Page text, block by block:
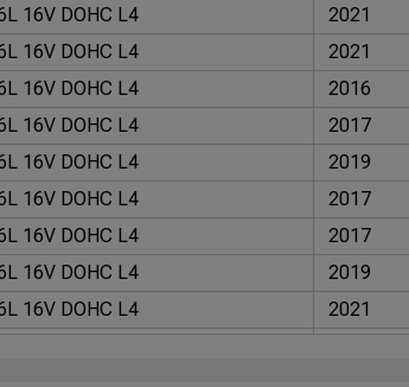
16V DOHC L4 2021
16V DOHC L4 2021
16V DOHC L4 2016
16V DOHC L4 2017
16V DOHC L4 2019
16V DOHC L4 2017
16V DOHC L4 2017
16V DOHC L4 2019
16V DOHC L4 2021